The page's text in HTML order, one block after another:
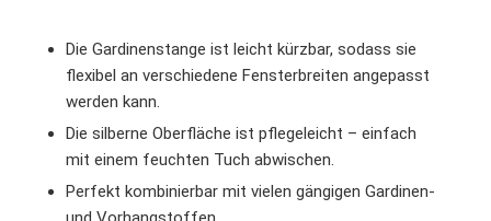
Die Gardinenstange ist leicht kürzbar, sodass sie
flexibel an verschiedene Fensterbreiten angepasst
werden kann.
Die silberne Oberfläche ist pflegeleicht – einfach
mit einem feuchten Tuch abwischen.
Perfekt kombinierbar mit vielen gängigen Gardinen-